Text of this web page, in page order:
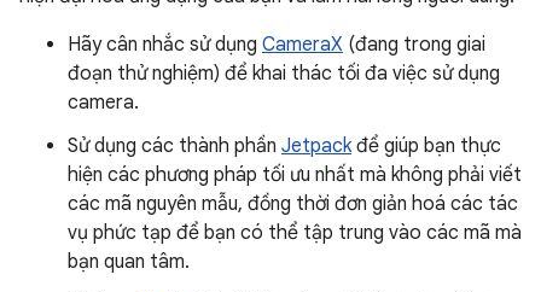
Hãy cân nhắc sử dụng CameraX (đang trong giai
đoạn thử nghiệm) để khai thác tối đa việc sử dụng
camera.
Sử dụng các thành phần Jetpackđể giúp bạn thực
hiện các phương pháp tối ưu nhất mà không phải viết
các mã nguyên mẫu, đồng thời đơn giản hoá các tác
vụ phức tạp để bạn có thể tập trung vào các mã mà
bạn quan tâm.